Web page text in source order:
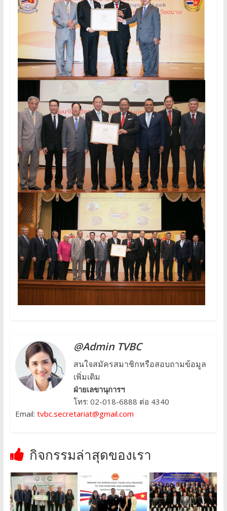
@Admin TVBC
สนใจสมัครสมาชิกหรือสอบถามข้อมูล
เพิ่มเติม
ฝ่ายเลขานุการฯ
โทร: 02-018-6888 ต่อ 4340
Email: tvbc.secretariat@gmail.com
กิจกรรมล่าสุดของเรา